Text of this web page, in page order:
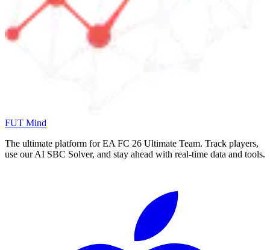
FUT Mind
The ultimate platform for EA FC 26 Ultimate Team. Track players,
use our AI SBC Solver, and stay ahead with real-time data and tools.